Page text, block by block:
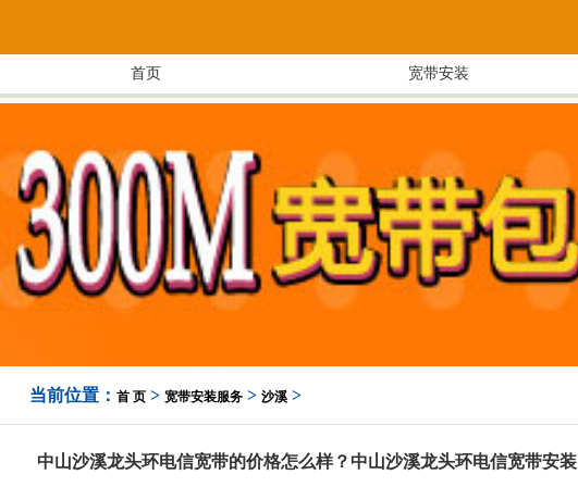
首页 宽带安装
当前位置： 首 页> 宽带安装服务> 沙溪>
中山沙溪龙头环电信宽带的价格怎么样？中山沙溪龙头环电信宽带安装